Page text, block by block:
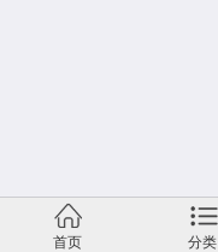
首页 分类